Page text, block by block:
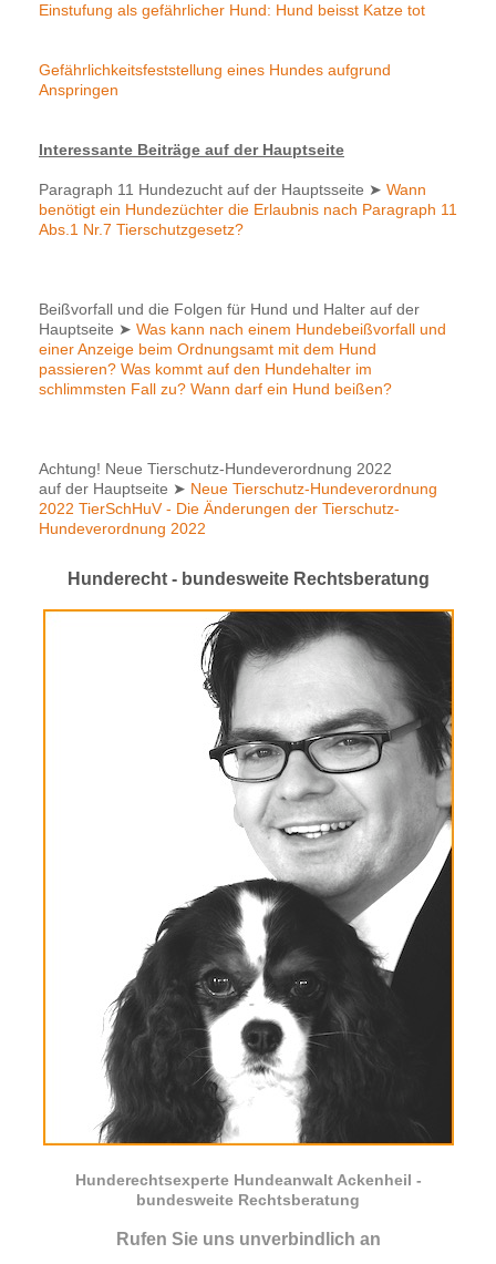
Einstufung als gefährlicher Hund: Hund beisst Katze tot
Gefährlichkeitsfeststellung eines Hundes aufgrund
Anspringen
Interessante Beiträge auf der Hauptseite
Paragraph 11 Hundezucht auf der Hauptsseite ➤ Wann
benötigt ein Hundezüchter die Erlaubnis nach Paragraph 11
Abs.1 Nr.7 Tierschutzgesetz?
Beißvorfall und die Folgen für Hund und Halter auf der
Hauptseite ➤ Was kann nach einem Hundebeißvorfall und
einer Anzeige beim Ordnungsamt mit dem Hund
passieren? Was kommt auf den Hundehalter im
schlimmsten Fall zu? Wann darf ein Hund beißen?
Achtung! Neue Tierschutz-Hundeverordnung 2022
auf der Hauptseite ➤ Neue Tierschutz-Hundeverordnung
2022 TierSchHuV - Die Änderungen der Tierschutz-
Hundeverordnung 2022
Hunderecht - bundesweite Rechtsberatung
Hunderechtsexperte Hundeanwalt Ackenheil -
bundesweite Rechtsberatung
Rufen Sie uns unverbindlich an